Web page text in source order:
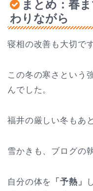
まとめ：春
わりながら
寝相の改善も大切で
この冬の寒さという
んでした。
福井の厳しい冬もあ
雪かきも、ブログの
自分の体を 「予熱」